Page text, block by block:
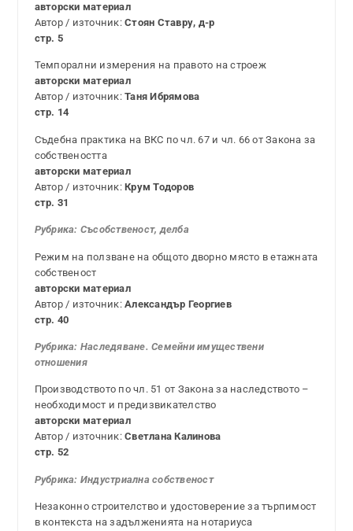
авторски материал
Автор / източник:Стоян Ставру, д-р
стр. 5
Темпорални измерения на правото на строеж
авторски материал
Автор / източник:Таня Ибрямова
стр. 14
Съдебна практика на ВКС по чл. 67 и чл. 66 от Закона за
собствеността
авторски материал
Автор / източник:Крум Тодоров
стр. 31
Рубрика: Съсобственост, делба
Режим на ползване на общото дворно място в етажната
собственост
авторски материал
Автор / източник:Александър Георгиев
стр. 40
Рубрика: Наследяване. Семейни имуществени
отношения
Производството по чл. 51 от Закона за наследството –
необходимост и предизвикателство
авторски материал
Автор / източник:Светлана Калинова
стр. 52
Рубрика: Индустриална собственост
Незаконно строителство и удостоверение за търпимост
в контекста на задълженията на нотариуса